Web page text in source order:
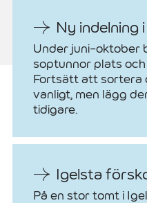
Ny indelning
Under juni-oktober
soptunnor plats
Fortsätt att sortera
vanligt, men lägg
tidigare.
Igelsta
På en stor tomt i